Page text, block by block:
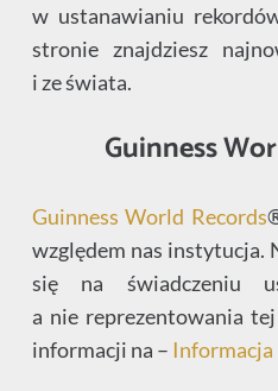
w ustanawianiu
stronie znajdziesz
i ze świata.
Guinness
Guinness World Records
względem nas instytucja.
się na świadczeniu
a nie reprezentowania
informacji na – Informacja